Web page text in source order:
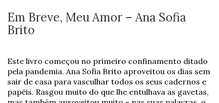
Em Breve, Meu Amor – Ana Sofia
Brito
Este livro começou no primeiro confinamento ditado
pela pandemia. Ana Sofia Brito aproveitou os dias sem
sair de casa para vasculhar todos os seus cadernos e
papéis. Rasgou muito do que lhe entulhava as gavetas,